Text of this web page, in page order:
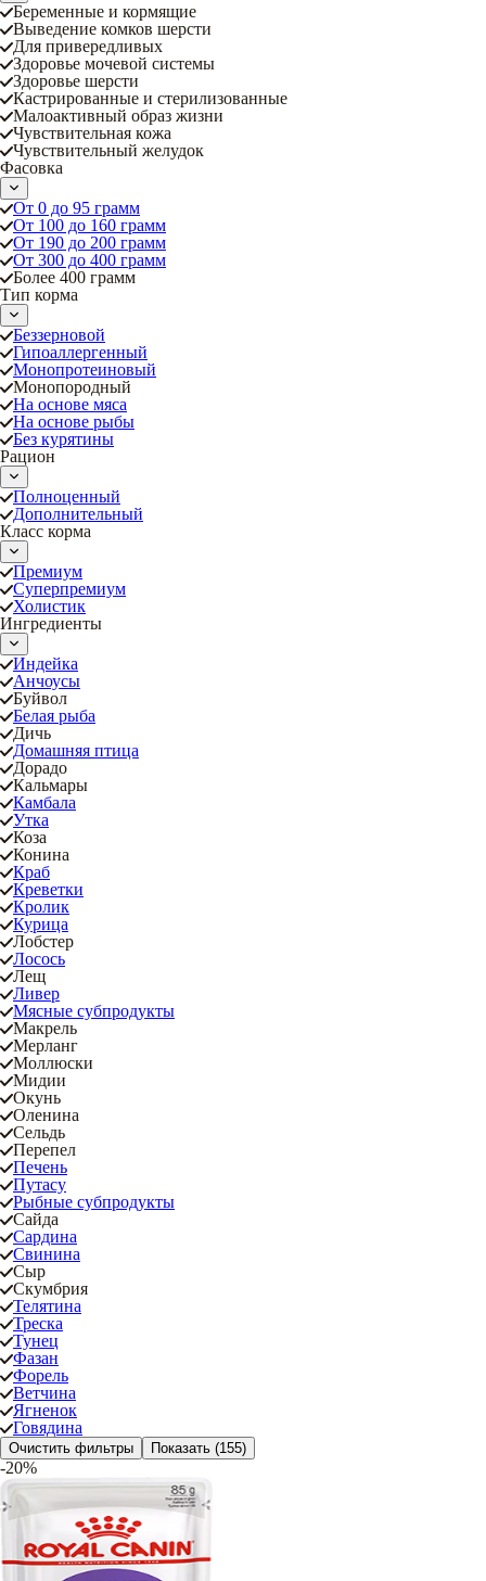
Беременные и кормящие
Выведение комков шерсти
Для привередливых
Здоровье мочевой системы
Здоровье шерсти
Кастрированные и стерилизованные
Малоактивный образ жизни
Чувствительная кожа
Чувствительный желудок
Фасовка
От 0 до 95 грамм
От 100 до 160 грамм
От 190 до 200 грамм
От 300 до 400 грамм
Более 400 грамм
Тип корма
Беззерновой
Гипоаллергенный
Монопротеиновый
Монопородный
На основе мяса
На основе рыбы
Без курятины
Рацион
Полноценный
Дополнительный
Класс корма
Премиум
Суперпремиум
Холистик
Ингредиенты
Индейка
Анчоусы
Буйвол
Белая рыба
Дичь
Домашняя птица
Дорадо
Кальмары
Камбала
Утка
Коза
Конина
Краб
Креветки
Кролик
Курица
Лобстер
Лосось
Лещ
Ливер
Мясные субпродукты
Макрель
Мерланг
Моллюски
Мидии
Окунь
Оленина
Сельдь
Перепел
Печень
Путасу
Рыбные субпродукты
Сайда
Сардина
Свинина
Сыр
Скумбрия
Телятина
Треска
Тунец
Фазан
Форель
Ветчина
Ягненок
Говядина
Очистить фильтры Показать (155)
-20%